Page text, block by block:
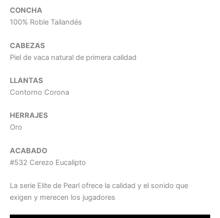
CONCHA
100% Roble Tailandés
CABEZAS
Piel de vaca natural de primera calidad
LLANTAS
Contorno Corona
HERRAJES
Oro
ACABADO
#532 Cerezo Eucalipto
La serie Elite de Pearl ofrece la calidad y el sonido que
exigen y merecen los jugadores